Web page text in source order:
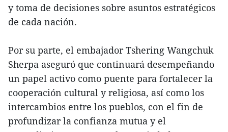
y toma de decisiones sobre asuntos estratégicos
de cada nación.
Por su parte, el embajador Tshering Wangchuk
Sherpa aseguró que continuará desempeñando
un papel activo como puente para fortalecer la
cooperación cultural y religiosa, así como los
intercambios entre los pueblos, con el fin de
profundizar la confianza mutua y el